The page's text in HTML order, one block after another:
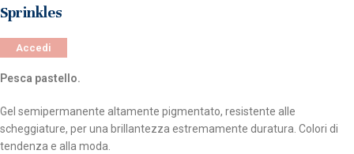
Sprinkles
Accedi
Pesca pastello.
Gel semipermanente altamente pigmentato, resistente alle
scheggiature, per una brillantezza estremamente duratura. Colori di
tendenza e alla moda.